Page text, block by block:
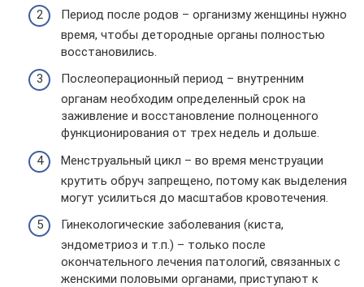
Период после родов – организму женщины нужно
время, чтобы детородные органы полностью
восстановились.
Послеоперационный период – внутренним
органам необходим определенный срок на
заживление и восстановление полноценного
функционирования от трех недель и дольше.
Менструальный цикл – во время менструации
крутить обруч запрещено, потому как выделения
могут усилиться до масштабов кровотечения.
Гинекологические заболевания (киста,
эндометриоз и т.п.) – только после
окончательного лечения патологий, связанных с
женскими половыми органами, приступают к